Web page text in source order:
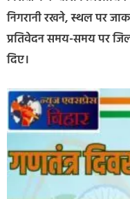
निगरानी रखने, स्थल पर
प्रतिवेदन समय-समय पर
दिए।